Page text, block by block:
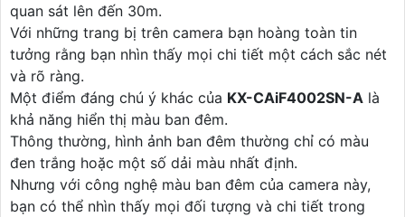
quan sát lên đến 30m.
Với những trang bị trên camera bạn hoàng toàn tin
tưởng rằng bạn nhìn thấy mọi chi tiết một cách sắc nét
và rõ ràng.
Một điểm đáng chú ý khác của KX-CAiF4002SN-A là
khả năng hiển thị màu ban đêm.
Thông thường, hình ảnh ban đêm thường chỉ có màu
đen trắng hoặc một số dải màu nhất định.
Nhưng với công nghệ màu ban đêm của camera này,
bạn có thể nhìn thấy mọi đối tượng và chi tiết trong